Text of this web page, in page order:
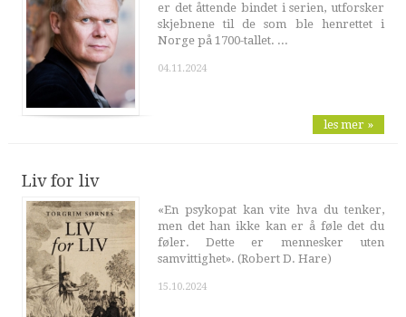
er det åttende bindet i serien, utforsker
skjebnene til de som ble henrettet i
Norge på 1700-tallet. ...
04.11.2024
les mer »
Liv for liv
«En psykopat kan vite hva du tenker,
men det han ikke kan er å føle det du
føler. Dette er mennesker uten
samvittighet». (Robert D. Hare)
15.10.2024